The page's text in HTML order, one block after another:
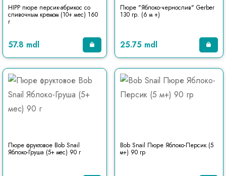
HIPP пюре персик-абрикос со
сливочным кремом (10+ мес) 160
г
57.8 mdl
Пюре "Яблоко-чернослив" Gerber
130 гр. (6 м +)
25.75 mdl
Пюре фруктовое Bob Snail
Яблоко-Груша (5+ мec) 90 г
Bob Snail Пюре Яблоко-Персик (5
м+) 90 гр